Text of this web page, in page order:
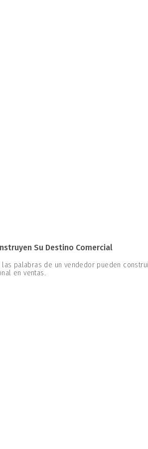
Su Destino Comercial
palabras de un vendedor pueden
en ventas.